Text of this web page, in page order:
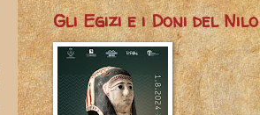
Gli Egizi e i Doni del Nilo